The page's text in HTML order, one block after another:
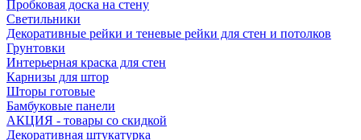
Пробковая доска на стену
Светильники
Декоративные рейки и теневые рейки для стен и потолков
Грунтовки
Интерьерная краска для стен
Карнизы для штор
Шторы готовые
Бамбуковые панели
АКЦИЯ - товары со скидкой
Декоративная штукатурка